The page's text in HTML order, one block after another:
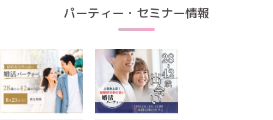
パーティー・セミナー情報